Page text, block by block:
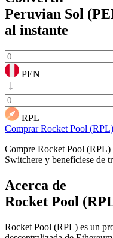
Peruvian Sol
al instante
PEN
RPL
Comprar Rocket Pool (RPL)
Compre Rocket Pool
Switchere y benefíciese de
Acerca de
Rocket Pool
Rocket Pool (RPL) es un